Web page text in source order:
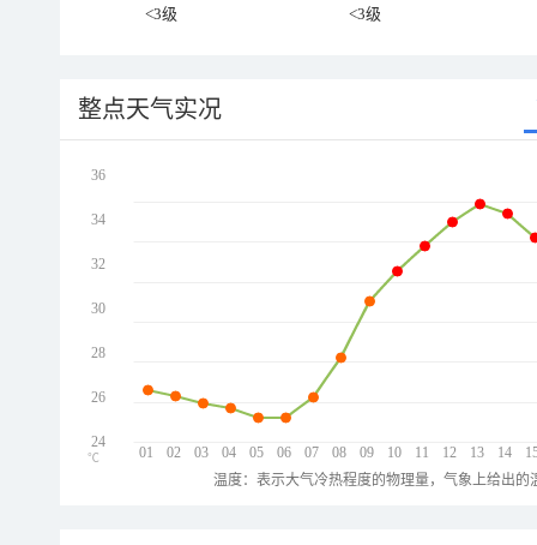
<3级
<3级
整点天气实况
01 02 03 04 05 06 07 08 09 10 11 12 13 14
36
34
32
30
28
26
24
℃
温度：表示大气冷热程度的物理量，气象上给出